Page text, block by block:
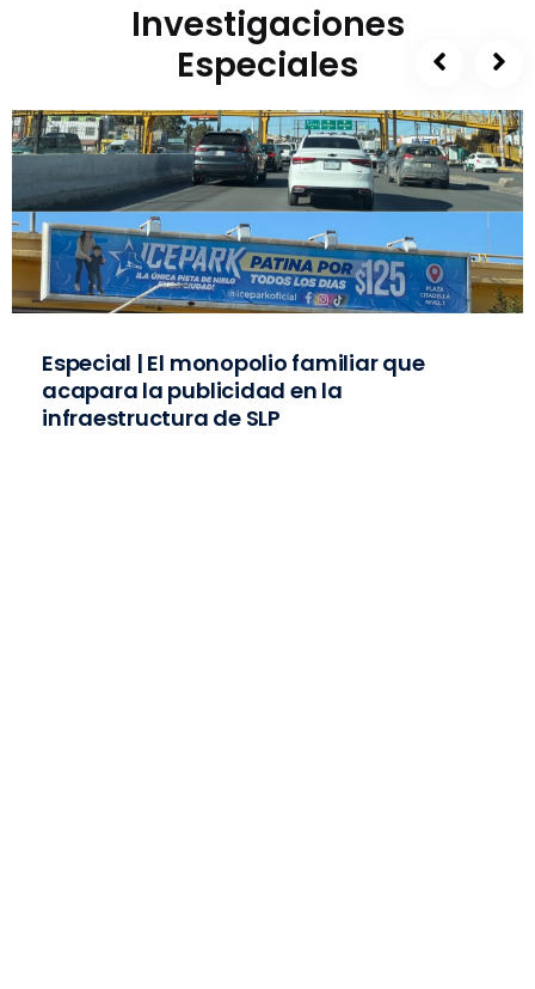
Investigaciones
Especiales
Especial | El monopolio familiar que
acapara la publicidad en la
infraestructura de SLP